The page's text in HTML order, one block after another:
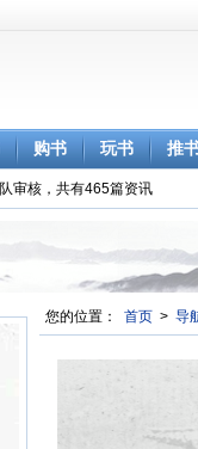
购书 玩书 推
审核，共有465篇资讯
您的位置： 首页 > 导